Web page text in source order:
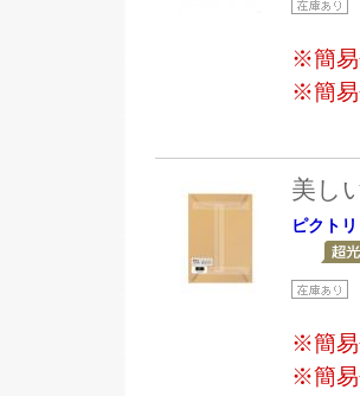
※簡易
※簡易
美し
ピクト
※簡易
※簡易